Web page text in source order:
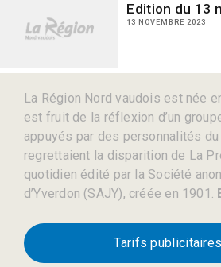
Edition du 13
13 NOVEMBRE 2023
La Région Nord vaudois est née
est fruit de la réflexion d’un
appuyés par des personnalités
regrettaient la disparition de La
quotidien édité par la Société
d’Yverdon (SAJY), créée en 1901.
Tarifs publicitaires